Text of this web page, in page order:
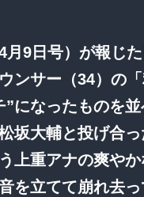
月9日号）が報じた
ンサー（34）の
になったものを並
松坂大輔と投げ合
上重アナの爽やか
を立てて崩れ去っ